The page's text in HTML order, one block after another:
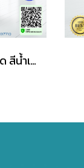
เบาะรองนั่งเจล 256 เม็ด สีน้ำเงิน